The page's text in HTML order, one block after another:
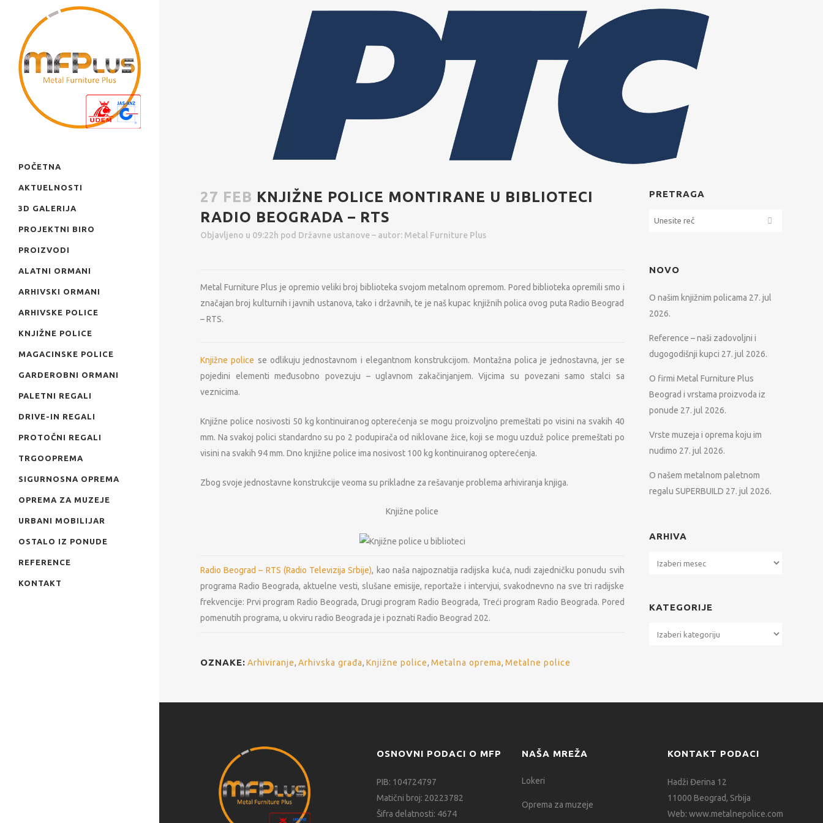
POČETNA
AKTUELNOSTI
3D GALERIJA
PROJEKTNI BIRO
PROIZVODI
ALATNI ORMANI
ARHIVSKI ORMANI
ARHIVSKE POLICE
KNJIŽNE POLICE
MAGACINSKE POLICE
GARDEROBNI ORMANI
PALETNI REGALI
DRIVE-IN REGALI
PROTOČNI REGALI
TRGOOPREMA
SIGURNOSNA OPREMA
OPREMA ZA MUZEJE
URBANI MOBILIJAR
OSTALO IZ PONUDE
REFERENCE
KONTAKT
27 FEB KNJIŽNE POLICE MONTIRANE U BIBLIOTECI
RADIO BEOGRADA – RTS
Objavljeno u 09:22h pod Državne ustanove– autor: Metal Furniture Plus
Metal Furniture Plus je opremio veliki broj biblioteka svojom metalnom opremom. Pored biblioteka opremili smo i
značajan broj kulturnih i javnih ustanova, tako i državnih, te je naš kupac knjižnih polica ovog puta Radio Beograd
– RTS.
Knjižne police se odlikuju jednostavnom i elegantnom konstrukcijom. Montažna polica je jednostavna, jer se
pojedini elementi međusobno povezuju – uglavnom zakačinjanjem. Vijcima su povezani samo stalci sa
veznicima.
Knjižne police nosivosti 50 kg kontinuiranog opterećenja se mogu proizvoljno premeštati po visini na svakih 40
mm. Na svakoj polici standardno su po 2 podupirača od niklovane žice, koji se mogu uzduž police premeštati po
visini na svakih 94 mm. Dno knjižne police ima nosivost 100 kg kontinuiranog opterećenja.
Zbog svoje jednostavne konstrukcije veoma su prikladne za rešavanje problema arhiviranja knjiga.
Knjižne police
Radio Beograd – RTS (Radio Televizija Srbije), kao naša najpoznatija radijska kuća, nudi zajedničku ponudu svih
programa Radio Beograda, aktuelne vesti, slušane emisije, reportaže i intervjui, svakodnevno na sve tri radijske
frekvencije: Prvi program Radio Beograda, Drugi program Radio Beograda, Treći program Radio Beograda. Pored
pomenutih programa, u okviru radio Beograda je i poznati Radio Beograd 202.
OZNAKE: Arhiviranje, Arhivska građa, Knjižne police, Metalna oprema, Metalne police
PRETRAGA
NOVO
O našim knjižnim policama 27. jul
2026.
Reference – naši zadovoljni i
dugogodišnji kupci 27. jul 2026.
O firmi Metal Furniture Plus
Beograd i vrstama proizvoda iz
ponude 27. jul 2026.
Vrste muzeja i oprema koju im
nudimo 27. jul 2026.
O našem metalnom paletnom
regalu SUPERBUILD 27. jul 2026.
ARHIVA
Arhiva
KATEGORIJE
Kategorije
OSNOVNI PODACI O MFP
PIB: 104724797
Matični broj: 20223782
Šifra delatnosti: 4674
NAŠA MREŽA
Lokeri
Oprema za muzeje
KONTAKT PODACI
Hadži Đerina 12
11000 Beograd, Srbija
Web: www.metalnepolice.com